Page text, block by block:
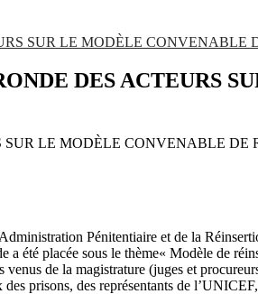
SUR LE MODÈLE CONVENABLE
DES ACTEURS
Pénitentiaire et de la
été placée sous le thème« Modèle de
de la magistrature (juges et
des prisons, des représentants de